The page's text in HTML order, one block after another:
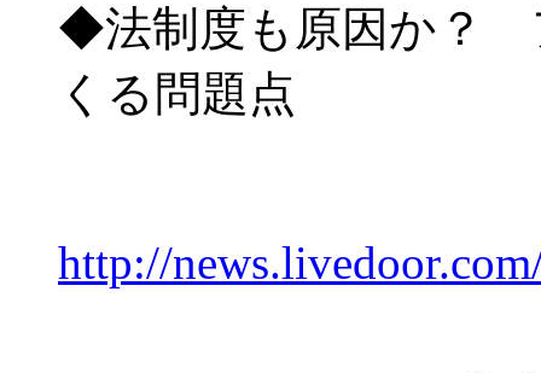
◆法制度も原因か？
くる問題点
http://